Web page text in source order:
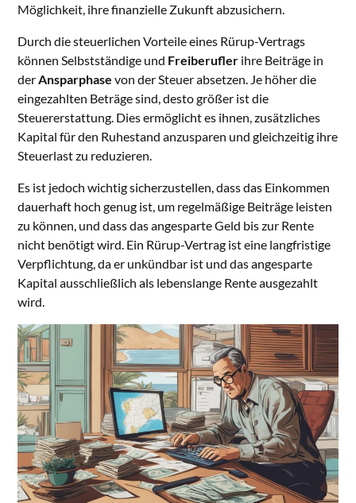
Möglichkeit, ihre finanzielle Zukunft abzusichern.
Durch die steuerlichen Vorteile eines Rürup-Vertrags
können Selbstständige und Freiberufler ihre Beiträge in
derAnsparphase von der Steuer absetzen. Je höher die
eingezahlten Beträge sind, desto größer ist die
Steuererstattung. Dies ermöglicht es ihnen, zusätzliches
Kapital für den Ruhestand anzusparen und gleichzeitig ihre
Steuerlast zu reduzieren.
Es ist jedoch wichtig sicherzustellen, dass das Einkommen
dauerhaft hoch genug ist, um regelmäßige Beiträge leisten
zu können, und dass das angesparte Geld bis zur Rente
nicht benötigt wird. Ein Rürup-Vertrag ist eine langfristige
Verpflichtung, da er unkündbar ist und das angesparte
Kapital ausschließlich als lebenslange Rente ausgezahlt
wird.